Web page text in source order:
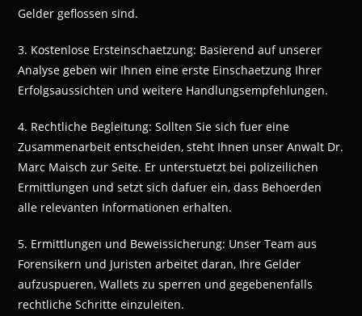
Gelder geflossen sind.
3. Kostenlose Ersteinschaetzung: Basierend auf unserer
Analyse geben wir Ihnen eine erste Einschaetzung Ihrer
Erfolgsaussichten und weitere Handlungsempfehlungen.
4. Rechtliche Begleitung: Sollten Sie sich fuer eine
Zusammenarbeit entscheiden, steht Ihnen unser Anwalt Dr.
Marc Maisch zur Seite. Er unterstuetzt bei polizeilichen
Ermittlungen und setzt sich dafuer ein, dass Behoerden
alle relevanten Informationen erhalten.
5. Ermittlungen und Beweissicherung: Unser Team aus
Forensikern und Juristen arbeitet daran, Ihre Gelder
aufzuspueren, Wallets zu sperren und gegebenenfalls
rechtliche Schritte einzuleiten.